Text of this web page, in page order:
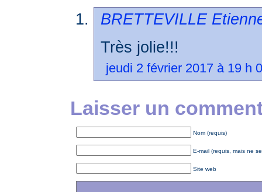
BRETTEVILLE
Très jolie!!!
jeudi 2 février 2017 à 19 h
Laisser un
Nom (requis)
E-mail (requis, mais ne
Site web